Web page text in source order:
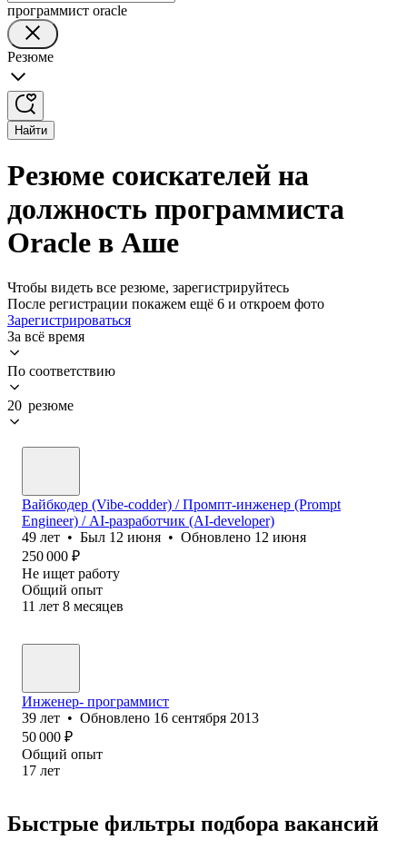
программист oracle
Резюме
Найти
Резюме соискателей на
должность программиста
Oracle в Аше
Чтобы видеть все резюме, зарегистрируйтесь
После регистрации покажем ещё 6 и откроем фото
Зарегистрироваться
За всё время
По соответствию
20 резюме
Вайбкодер (Vibe-codder) / Промпт-инженер (Prompt
Engineer) / AI-разработчик (AI-developer)
49 лет • Был 12 июня • Обновлено 12 июня
250 000 ₽
Не ищет работу
Общий опыт
11 лет 8 месяцев
Инженер- программист
39 лет • Обновлено 16 сентября 2013
50 000 ₽
Общий опыт
17 лет
Быстрые фильтры подбора вакансий